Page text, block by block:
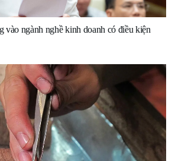
ngành nghề kinh doanh có điều kiện